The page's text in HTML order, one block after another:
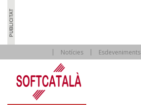
Notícies Esdeveniments